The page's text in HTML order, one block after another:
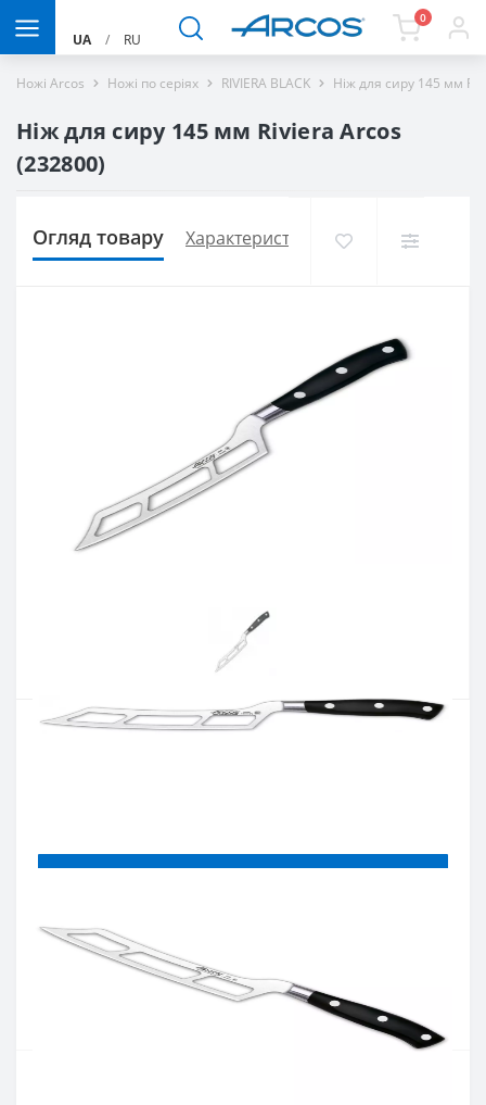
UA / RU
0
Ножі Arcos Ножі по серіях RIVIERA BLACK Ніж для сиру 145 мм
Ніж для сиру 145 мм Riviera Arcos
(232800)
Огляд товару Характеристики Доставка і
Артикул:232800
Купити в один клік
Введіть номер телефону і ми передзвонимо
Купити